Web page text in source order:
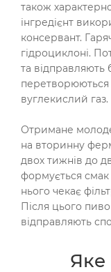
також
інгредієнт
консервант.
гідроциклоні.
та відправляють
перетворюються
вуглекислий газ.
Отримане
на вторинну
двох тижнів до
формується смак
нього чекає
Після цього
відправляють
Яке